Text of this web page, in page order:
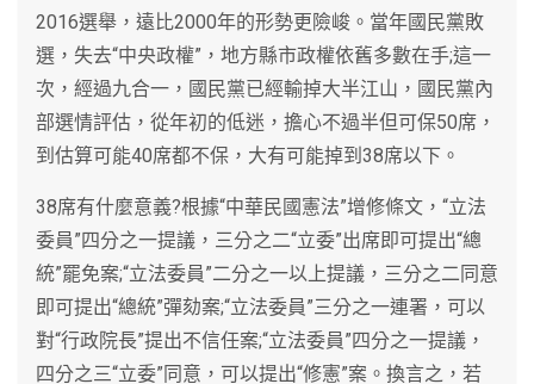
2016選舉，遠比2000年的形勢更險峻。當年國民黨敗
選，失去“中央政權”，地方縣市政權依舊多數在手;這一
次，經過九合一，國民黨已經輸掉大半江山，國民黨內
部選情評估，從年初的低迷，擔心不過半但可保50席，
到估算可能40席都不保，大有可能掉到38席以下。
38席有什麼意義?根據“中華民國憲法”增修條文，“立法
委員”四分之一提議，三分之二“立委”出席即可提出“總
統”罷免案;“立法委員”二分之一以上提議，三分之二同意
即可提出“總統”彈劾案;“立法委員”三分之一連署，可以
對“行政院長”提出不信任案;“立法委員”四分之一提議，
四分之三“立委”同意，可以提出“修憲”案。換言之，若